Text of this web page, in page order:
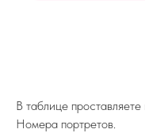
В таблице
Номера портретов.